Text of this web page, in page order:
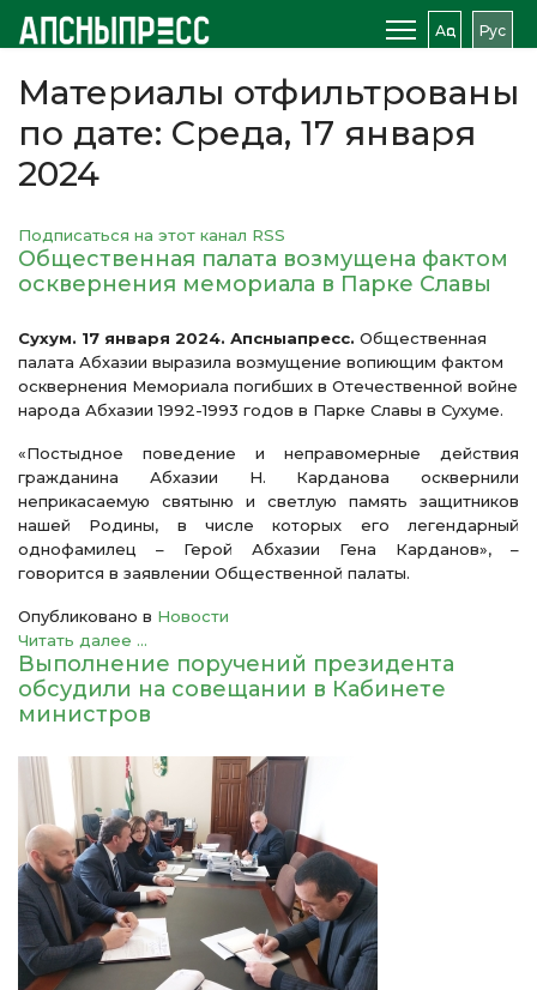
Аԥс Рус
Материалы отфильтрованы
по дате: Среда, 17 января
2024
Подписаться на этот канал RSS
Общественная палата возмущена фактом
осквернения мемориала в Парке Славы
Сухум. 17 января 2024. Апсныапресс. Общественная
палата Абхазии выразила возмущение вопиющим фактом
осквернения Мемориала погибших в Отечественной войне
народа Абхазии 1992-1993 годов в Парке Славы в Сухуме.
«Постыдное поведение и неправомерные действия
гражданина Абхазии Н. Карданова осквернили
неприкасаемую святыню и светлую память защитников
нашей Родины, в числе которых его легендарный
однофамилец – Герой Абхазии Гена Карданов», –
говорится в заявлении Общественной палаты.
Опубликовано в Новости
Читать далее ...
Выполнение поручений президента
обсудили на совещании в Кабинете
министров